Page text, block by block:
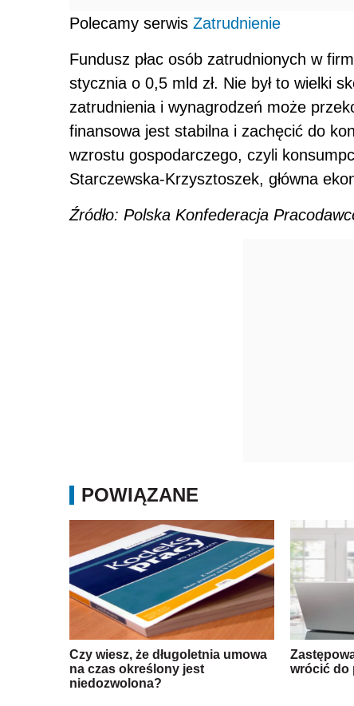
Polecamy serwis Zatrudnienie
Fundusz płac osób zatrudnionych w
stycznia o 0,5 mld zł. Nie był to wielki
zatrudnienia i wynagrodzeń może
finansowa jest stabilna i zachęcić do
wzrostu gospodarczego, czyli
Starczewska-Krzysztoszek, główna
Źródło: Polska Konfederacja
POWIĄZANE
Czy wiesz, że długoletnia umowa
na czas określony jest
niedozwolona?
wrócić do